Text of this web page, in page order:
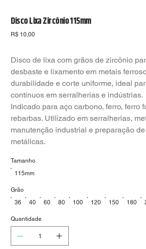
Disco Lixa Zircônio 115mm
Preço
R$ 10,00
Disco de lixa com grãos de zircônio
desbaste e lixamento em metais
durabilidade e corte uniforme, ideal
contínuos em serralherias e indústrias.
Indicado para aço carbono, ferro, ferro
rebarbas. Utilizado em serralherias,
manutenção industrial e preparação
metálicas.
115mm
Tamanho
36 40 60 80 100 120 150 180
Grão
Quantidade